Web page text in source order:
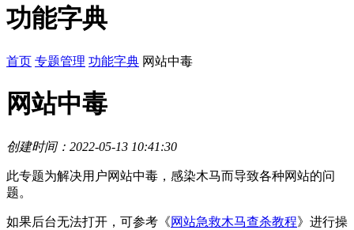
功能字典
首页 专题管理 功能字典 网站中毒
网站中毒
创建时间：2022-05-13 10:41:30
此专题为解决用户网站中毒，感染木马而导致各种网站的问
题。
如果后台无法打开，可参考《网站急救木马查杀教程》进行操